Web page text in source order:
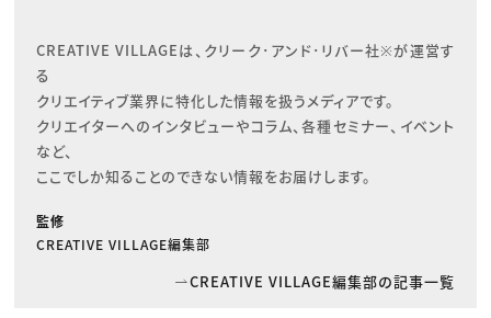
CREATIVE VILLAGEは、クリーク･アンド･リバー社※が運営す
る
クリエイティブ業界に特化した情報を扱うメディアです。
クリエイターへのインタビューやコラム、各種セミナー、イベント
など、
ここでしか知ることのできない情報をお届けします。
監修
CREATIVE VILLAGE編集部
CREATIVE VILLAGE編集部の記事一覧